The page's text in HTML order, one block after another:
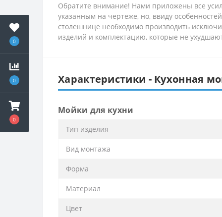
0
0
0
Обратите внимание! Нами приложены все
указанным на чертеже, но, ввиду
столешнице необходимо производить
изделий и комплектацию, которые не
Характеристики - Кухонная
Мойки для кухни
Тип изделия
Вид монтажа
Форма
Материал
Цвет